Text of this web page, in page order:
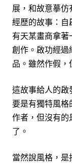
展，和故意摹
經歷的故事：自
有天某畫商拿
創作。啟功經
品。雖然作假，
這故事給人的
要是有獨特風格
作者，但沒有的
了。
當然說風格，